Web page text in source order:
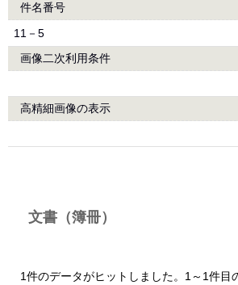
件名番号
11－5
画像二次利用条件
高精細画像の表示
文書（簿冊）
1件のデータがヒットしました。1～1件目